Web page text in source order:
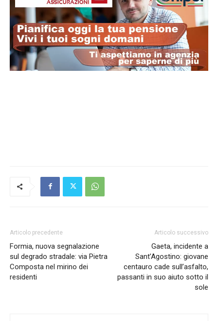
Articolo precedente
Formia, nuova segnalazione
sul degrado stradale: via Pietra
Composta nel mirino dei
residenti
Articolo successivo
Gaeta, incidente a
Sant’Agostino: giovane
centauro cade sull’asfalto,
passanti in suo aiuto sotto il
sole